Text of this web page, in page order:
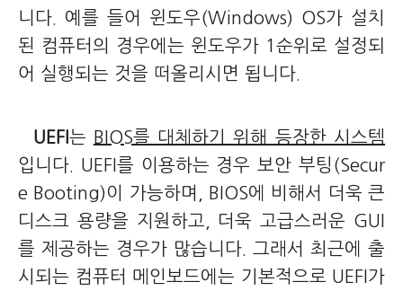
니다. 예를 들어 윈도우(Windows) OS가 설치
된 컴퓨터의 경우에는 윈도우가 1순위로 설정되
어 실행되는 것을 떠올리시면 됩니다.
UEFI 는 BIOS를 대체하기 위해 등장한 시스템
입니다. UEFI를 이용하는 경우 보안 부팅(Secur
e Booting)이 가능하며, BIOS에 비해서 더욱 큰
디스크 용량을 지원하고, 더욱 고급스러운 GUI
를 제공하는 경우가 많습니다. 그래서 최근에 출
시되는 컴퓨터 메인보드에는 기본적으로 UEFI가